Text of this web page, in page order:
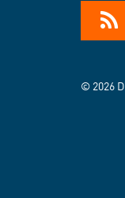
© 2026